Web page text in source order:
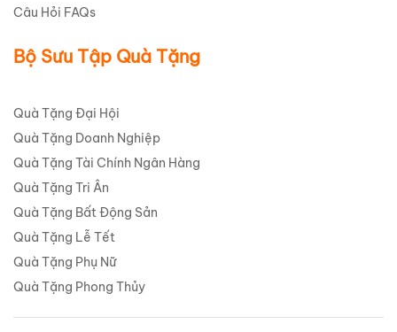
Câu Hỏi FAQs
Bộ Sưu Tập Quà Tặng
Quà Tặng Đại Hội
Quà Tặng Doanh Nghiệp
Quà Tặng Tài Chính Ngân Hàng
Quà Tặng Tri Ân
Quà Tặng Bất Động Sản
Quà Tặng Lễ Tết
Quà Tặng Phụ Nữ
Quà Tặng Phong Thủy